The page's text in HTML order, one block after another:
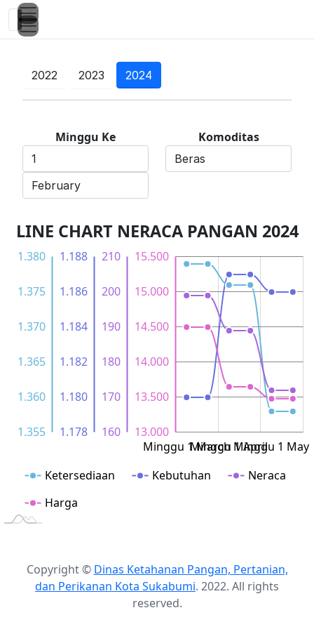
2022 2023 2024
Minggu Ke Komoditas
LINE CHART NERACA PANGAN 2024
1.355
1.360
1.365
1.370
1.375
1.380
1.177
1.178
1.179
1.180
1.181
1.190 1.188
1.186
1.184
1.182
1.170
1.170
1.172
160
220
170
210
180
200
190
150
140
130
13.000
13.200 15.500
15.000
14.500
14.000
13.500
12.500
12.000
16.000
L
Minggu 1 March
Minggu 2 MarchMinggu 1 April
Minggu 2 April Minggu 1 May
Minggu 2 May
Ketersediaan
Kebutuhan
Neraca
Harga
Copyright © Dinas Ketahanan Pangan, Pertanian,
dan Perikanan Kota Sukabumi. 2022. All rights
reserved.